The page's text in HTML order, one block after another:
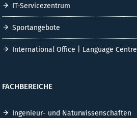
IT-Servicezentrum
Sportangebote
International Office | Language Centre
FACHBEREICHE
Ingenieur- und Naturwissenschaften